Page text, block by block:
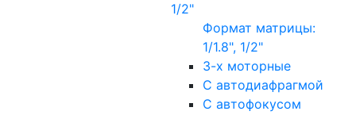
1/2"
Формат матрицы:
1/1.8", 1/2"
3-х моторные
С автодиафрагмой
С автофокусом